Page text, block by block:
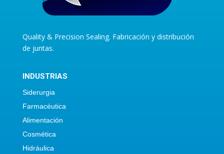
Quality & Precision Sealing. Fabricación y distribución
de juntas.
INDUSTRIAS
Siderurgia
Farmacéutica
Alimentación
Cosmética
Hidráulica